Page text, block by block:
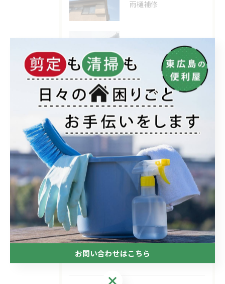
雨樋補修
2026/05/02
‼高所作業もおうちの御用聞き家工房八本松へお任せください‼
2026/03/23
エアコン取付でもおうちの御用家工房にお任せください
アーカイブ Archive
2026年 2025年
2024年 2023年
2022年 2021年
お問い合わせはこちら
お問い合わせはこちら